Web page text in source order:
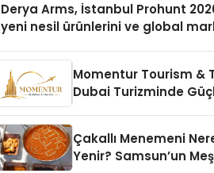
Derya Arms, İstanbul Prohunt
yeni nesil ürünlerini ve global
Momentur Tourism &
Dubai Turizminde
Çakallı Menemeni
Yenir? Samsun’un